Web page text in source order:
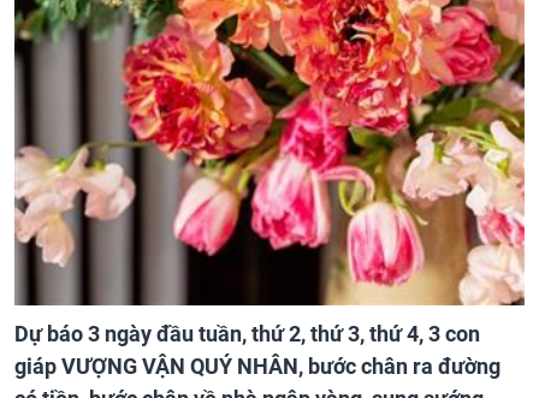
Dự báo 3 ngày đầu tuần, thứ 2, thứ 3, thứ 4, 3 con
giáp VƯỢNG VẬN QUÝ NHÂN, bước chân ra đường